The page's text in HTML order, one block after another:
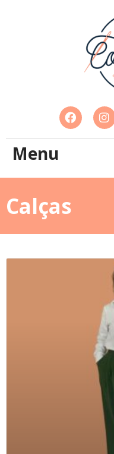
Menu
Calças